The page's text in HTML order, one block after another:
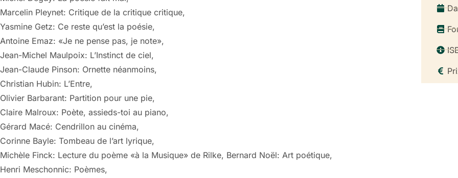
Marcelin Pleynet: Critique de la critique critique,
Yasmine Getz: Ce reste qu’est la poésie,
Antoine Emaz: «Je ne pense pas, je note»,
Jean-Michel Maulpoix: L’Instinct de ciel,
Jean-Claude Pinson: Ornette néanmoins,
Christian Hubin: L’Entre,
Olivier Barbarant: Partition pour une pie,
Claire Malroux: Poète, assieds-toi au piano,
Gérard Macé: Cendrillon au cinéma,
Corinne Bayle: Tombeau de l’art lyrique,
Michèle Finck: Lecture du poème «à la Musique» de Rilke, Bernard Noël: Art poétique,
Henri Meschonnic: Poèmes,